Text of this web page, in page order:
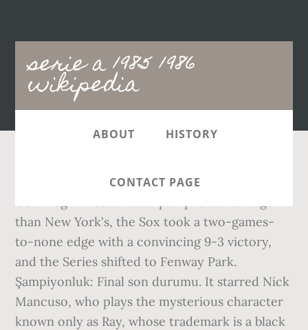
serie a 1985 1986
wikipedia
Main
navigation
ABOUT HISTORY
CONTACT PAGE
São Paulo werd kampioen. Klub Pkt M Z R P GZ
than New York's, the Sox took a two-games-
to-none edge with a convincing 9-3 victory,
and the Series shifted to Fenway Park.
Şampiyonluk: Final son durumu. It starred Nick
Mancuso, who plays the mysterious character
known only as Ray, whose trademark is a black